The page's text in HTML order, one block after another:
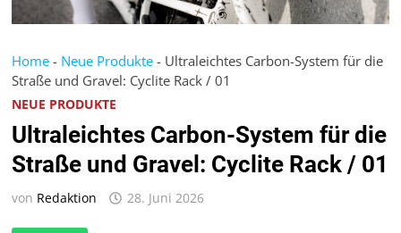
Home - Neue Produkte - Ultraleichtes Carbon-System für die
Straße und Gravel: Cyclite Rack / 01
NEUE PRODUKTE
Ultraleichtes Carbon-System für die
Straße und Gravel: Cyclite Rack / 01
von Redaktion 28. Juni 2026